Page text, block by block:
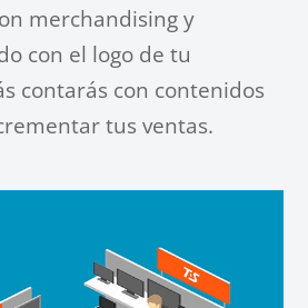
merchandising y
con el logo de tu
contarás con contenidos
tus ventas.